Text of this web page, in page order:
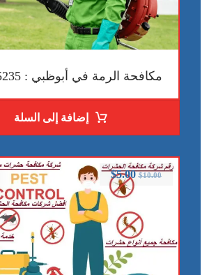
مكافحة الرمة في أبوظبي : 0528935235
إضافة إلى السلة
$10.00
$5.00